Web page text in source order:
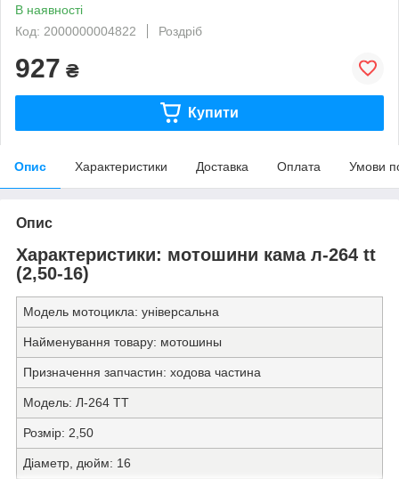
В наявності
Код: 2000000004822
Роздріб
927 ₴
Купити
Опис Характеристики Доставка Оплата Умови
Опис
Характеристики: мотошини кама л-264 tt
(2,50-16)
Модель мотоцикла: універсальна
Найменування товару: мотошины
Призначення запчастин: ходова частина
Модель: Л-264 TT
Розмір: 2,50
Діаметр, дюйм: 16